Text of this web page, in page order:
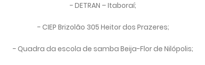
- DETRAN – Itaboraí;
- CIEP Brizolão 305 Heitor dos Prazeres;
- Quadra da escola de samba Beija-Flor de Nilópolis;